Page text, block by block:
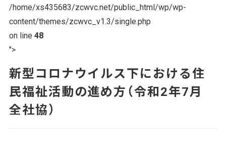
/home/xs435683/zcwvc.net/public_html/wp/wp-
content/themes/zcwvc_v1.3/single.php
on line 48
">
新型コロナウイルス下における住
民福祉活動の進め方（令和2年7月
全社協）